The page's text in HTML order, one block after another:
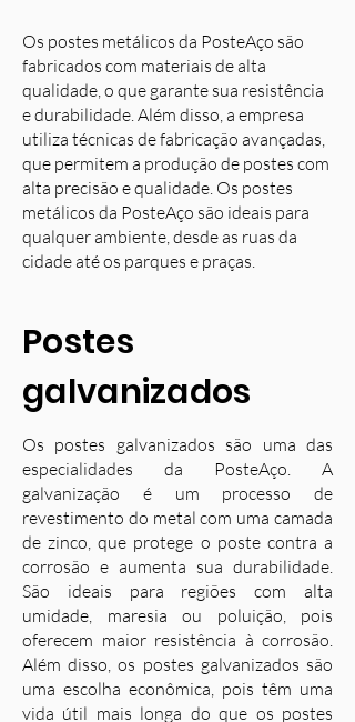
Os postes metálicos da PosteAço são
fabricados com materiais de alta
qualidade, o que garante sua resistência
e durabilidade. Além disso, a empresa
utiliza técnicas de fabricação avançadas,
que permitem a produção de postes com
alta precisão e qualidade. Os postes
metálicos da PosteAço são ideais para
qualquer ambiente, desde as ruas da
cidade até os parques e praças.
Postes
galvanizados
Os postes galvanizados são uma das
especialidades da PosteAço. A
galvanização é um processo de
revestimento do metal com uma camada
de zinco, que protege o poste contra a
corrosão e aumenta sua durabilidade.
São ideais para regiões com alta
umidade, maresia ou poluição, pois
oferecem maior resistência à corrosão.
Além disso, os postes galvanizados são
uma escolha econômica, pois têm uma
vida útil mais longa do que os postes